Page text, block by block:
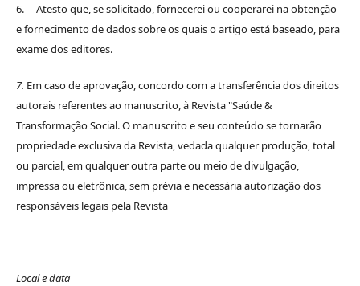
6. Atesto que, se solicitado, fornecerei ou cooperarei na obtenção
e fornecimento de dados sobre os quais o artigo está baseado, para
exame dos editores.
7. Em caso de aprovação, concordo com a transferência dos direitos
autorais referentes ao manuscrito, à Revista "Saúde &
Transformação Social. O manuscrito e seu conteúdo se tornarão
propriedade exclusiva da Revista, vedada qualquer produção, total
ou parcial, em qualquer outra parte ou meio de divulgação,
impressa ou eletrônica, sem prévia e necessária autorização dos
responsáveis legais pela Revista
Local e data